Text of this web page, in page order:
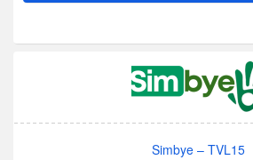
Simbye – TVL15